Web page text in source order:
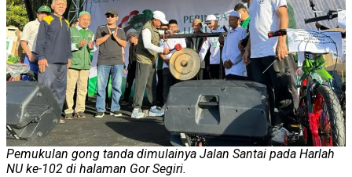
Pemukulan gong tanda dimulainya Jalan Santai pada Harlah
NU ke-102 di halaman Gor Segiri.